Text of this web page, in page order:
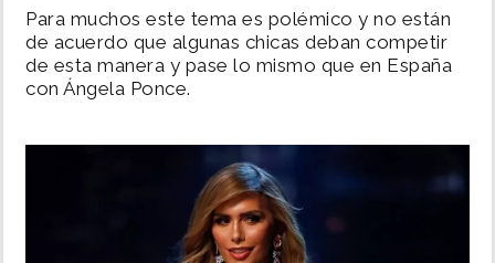
POLÍTICA
Para muchos este tema es polémico y no están
de acuerdo que algunas chicas deban competir
de esta manera y pase lo mismo que en España
con Ángela Ponce.